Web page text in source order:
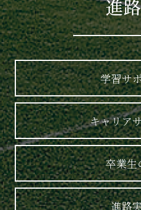
進
学習サ
キャリア
卒業生
進路